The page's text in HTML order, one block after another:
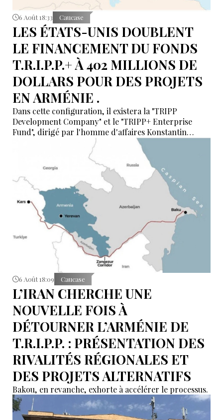
6 Août 18:33 Caucase
LES ÉTATS-UNIS DOUBLENT
LE FINANCEMENT DU FONDS
T.R.I.P.P.+ À 402 MILLIONS DE
DOLLARS POUR DES PROJETS
EN ARMÉNIE .
Dans cette configuration, il existera la "TRIPP
Development Company" et le "TRIPP+ Enterprise
Fund", dirigé par l'homme d'affaires Konstantin
6 Août 18:09 Caucase
L’IRAN CHERCHE UNE
NOUVELLE FOIS À
DÉTOURNER L’ARMÉNIE DE
T.R.I.P.P. : PRÉSENTATION DES
RIVALITÉS RÉGIONALES ET
DES PROJETS ALTERNATIFS
Bakou, en revanche, exhorte à accélérer le processus.